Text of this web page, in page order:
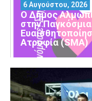
Ο Δήμος
στην
Ατροφία (SMA)
6 Αυγούστου, 2026